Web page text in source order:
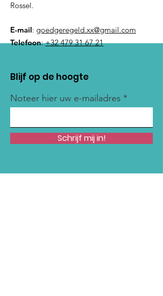
Rossel.
E-mail: goedgeregeld.xx@gmail.com
Telefoon:+32 479 31 67 21
Blijf op de hoogte
Noteer hier uw e-mailadres
Schrijf mij in!